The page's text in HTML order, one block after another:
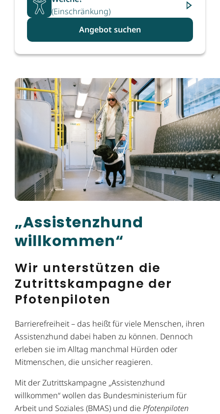
(Einschränkung)
Angebot suchen
„Assistenzhund
willkommen“
Wir unterstützen die
Zutrittskampagne der
Pfotenpiloten
Barrierefreiheit – das heißt für viele Menschen, ihren
Assistenzhund dabei haben zu können. Dennoch
erleben sie im Alltag manchmal Hürden oder
Mitmenschen, die unsicher reagieren.
Mit der Zutrittskampagne „Assistenzhund
willkommen“ wollen das Bundesministerium für
Arbeit und Soziales (BMAS) und die Pfotenpiloten